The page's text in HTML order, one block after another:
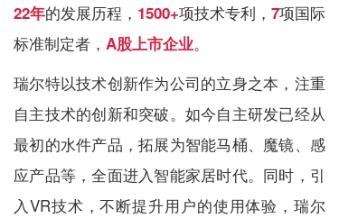
22年的发展历程， 1500+项技术专利， 7项国际
标准制定者， A股上市企业。
瑞尔特以技术创新作为公司的立身之本，注重
自主技术的创新和突破。如今自主研发已经从
最初的水件产品，拓展为智能马桶、魔镜、感
应产品等，全面进入智能家居时代。同时，引
入VR技术，不断提升用户的使用体验，瑞尔